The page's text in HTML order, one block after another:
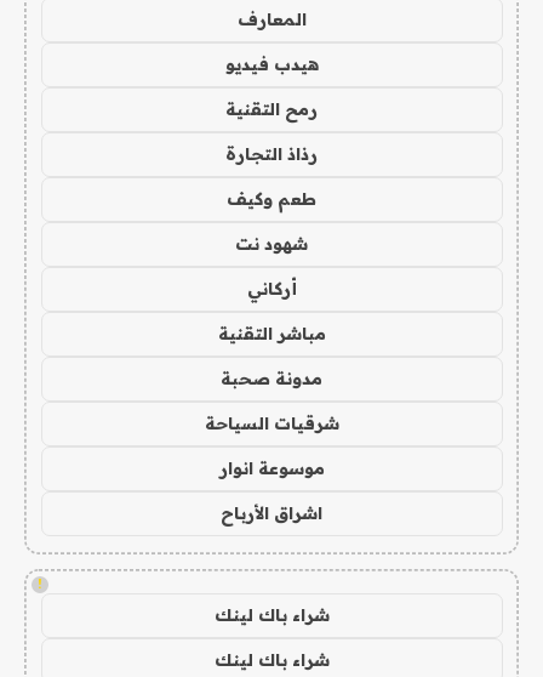
المعارف
هيدب فيديو
رمح التقنية
رذاذ التجارة
طعم وكيف
شهود نت
أركاني
مباشر التقنية
مدونة صحبة
شرقيات السياحة
موسوعة انوار
اشراق الأرباح
!
شراء باك لينك
شراء باك لينك